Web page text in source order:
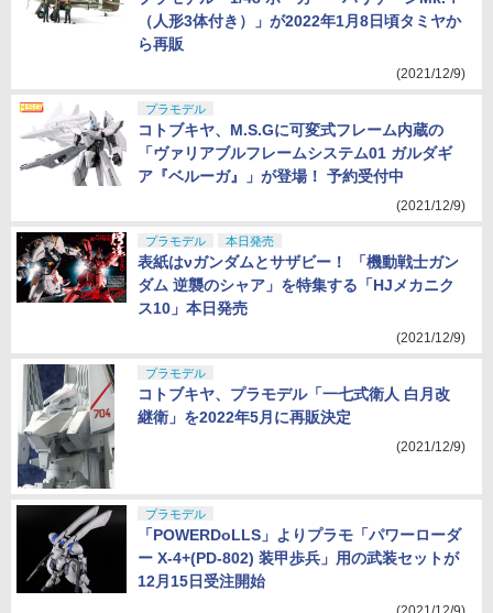
（人形3体付き）」が2022年1月8日頃タミヤか
ら再販
(2021/12/9)
プラモデル
コトブキヤ、M.S.Gに可変式フレーム内蔵の
「ヴァリアブルフレームシステム01 ガルダギ
ア『ベルーガ』」が登場！ 予約受付中
(2021/12/9)
プラモデル 本日発売
表紙はνガンダムとサザビー！ 「機動戦士ガン
ダム 逆襲のシャア」を特集する「HJメカニク
ス10」本日発売
(2021/12/9)
プラモデル
コトブキヤ、プラモデル「一七式衛人 白月改
継衛」を2022年5月に再販決定
(2021/12/9)
プラモデル
「POWERDoLLS」よりプラモ「パワーローダ
ー X-4+(PD-802) 装甲歩兵」用の武装セットが
12月15日受注開始